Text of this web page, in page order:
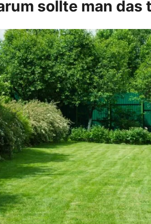
sollte man das